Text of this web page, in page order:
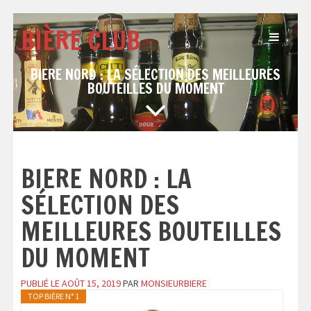
contenuBIÈRE CLUB
BIERE NORD : LA SÉLECTION DES MEILLEURES
BOUTEILLES DU MOMENT
BIERE NORD : LA
SÉLECTION DES
MEILLEURES BOUTEILLES
DU MOMENT
PUBLIÉ LEAOÛT 15, 2019PAR MONSIEURBIERE
TOP BIÈRE N° 1